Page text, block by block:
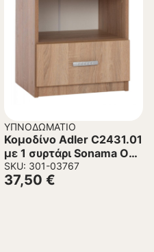
ΥΠΝΟΔΩΜΆΤΙΟ
Κομοδίνο Adler C2431.01
με 1 συρτάρι Sonama Oak
45x40x48εκ.
SKU: 301-03767
37,50 €